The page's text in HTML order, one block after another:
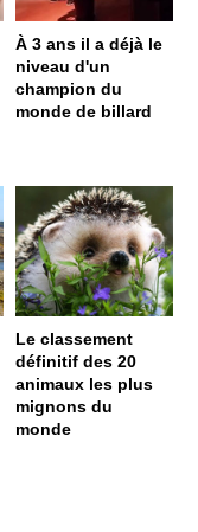
À 3 ans il a déjà le
niveau d'un
champion du
monde de billard
Le classement
définitif des 20
animaux les plus
mignons du
monde